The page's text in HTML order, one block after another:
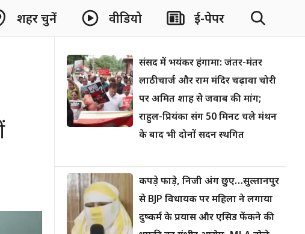
शहर चुनें वीडियो ई-पेपर
संसद में भयंकर हंगामा: जंतर-मंतर
लाठीचार्ज और राम मंदिर चढ़ावा चोरी
पर अमित शाह से जवाब की मांग;
राहुल-प्रियंका संग 50 मिनट चले मंथन
के बाद भी दोनों सदन स्थगित
कपड़े फाड़े, निजी अंग छुए…सुल्तानपुर
से BJP विधायक पर महिला ने लगाया
दुष्कर्म के प्रयास और एसिड फेंकने की